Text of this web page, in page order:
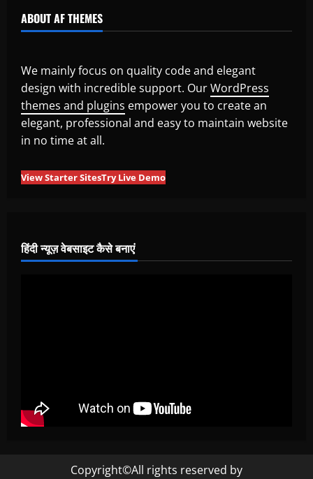
ABOUT AF THEMES
We mainly focus on quality code and elegant
design with incredible support. OurWordPress
themes and plugins empower you to create an
elegant, professional and easy to maintain website
in no time at all.
View Starter SitesTry Live Demo
हिंदी न्यूज़ वेबसाइट कैसे बनाएं
Copyright©All rights reserved by